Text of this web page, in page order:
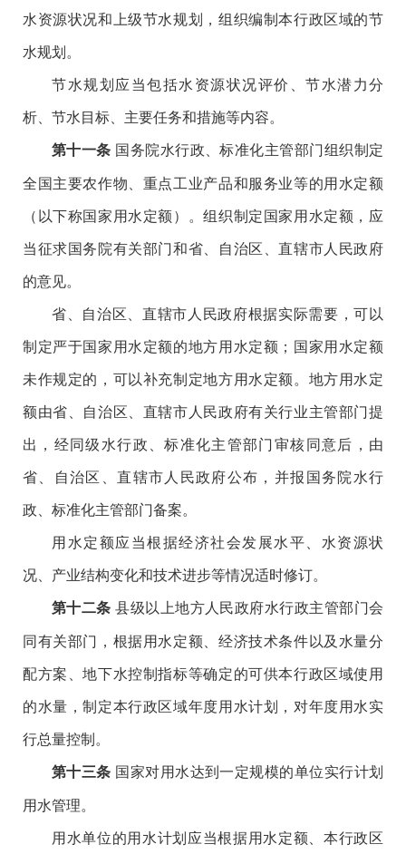
水资源状况和上级节水规划，组织编制本行政区域的节
水规划。
节水规划应当包括水资源状况评价、节水潜力分
析、节水目标、主要任务和措施等内容。
第十一条 国务院水行政、标准化主管部门组织制定
全国主要农作物、重点工业产品和服务业等的用水定额
（以下称国家用水定额）。组织制定国家用水定额，应
当征求国务院有关部门和省、自治区、直辖市人民政府
的意见。
省、自治区、直辖市人民政府根据实际需要，可以
制定严于国家用水定额的地方用水定额；国家用水定额
未作规定的，可以补充制定地方用水定额。地方用水定
额由省、自治区、直辖市人民政府有关行业主管部门提
出，经同级水行政、标准化主管部门审核同意后，由
省、自治区、直辖市人民政府公布，并报国务院水行
政、标准化主管部门备案。
用水定额应当根据经济社会发展水平、水资源状
况、产业结构变化和技术进步等情况适时修订。
第十二条 县级以上地方人民政府水行政主管部门会
同有关部门，根据用水定额、经济技术条件以及水量分
配方案、地下水控制指标等确定的可供本行政区域使用
的水量，制定本行政区域年度用水计划，对年度用水实
行总量控制。
第十三条 国家对用水达到一定规模的单位实行计划
用水管理。
用水单位的用水计划应当根据用水定额、本行政区